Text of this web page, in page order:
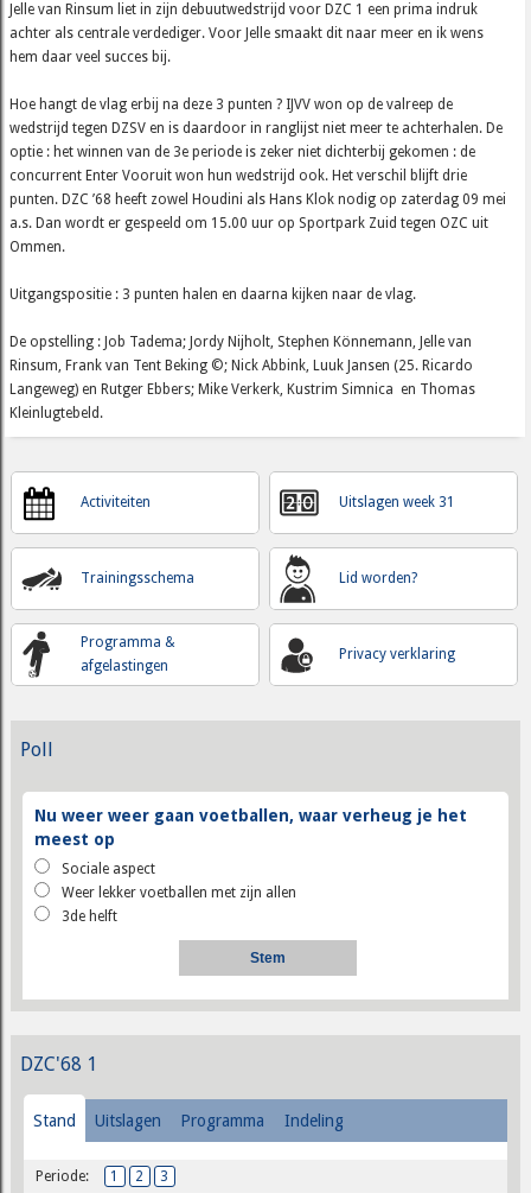
Jelle van Rinsum liet in zijn debuutwedstrijd voor DZC 1 een prima indruk
achter als centrale verdediger. Voor Jelle smaakt dit naar meer en ik wens
hem daar veel succes bij.
Hoe hangt de vlag erbij na deze 3 punten ? IJVV won op de valreep de
wedstrijd tegen DZSV en is daardoor in ranglijst niet meer te achterhalen. De
optie : het winnen van de 3e periode is zeker niet dichterbij gekomen : de
concurrent Enter Vooruit won hun wedstrijd ook. Het verschil blijft drie
punten. DZC ’68 heeft zowel Houdini als Hans Klok nodig op zaterdag 09 mei
a.s. Dan wordt er gespeeld om 15.00 uur op Sportpark Zuid tegen OZC uit
Ommen.
Uitgangspositie : 3 punten halen en daarna kijken naar de vlag.
De opstelling : Job Tadema; Jordy Nijholt, Stephen Könnemann, Jelle van
Rinsum, Frank van Tent Beking ©; Nick Abbink, Luuk Jansen (25. Ricardo
Langeweg) en Rutger Ebbers; Mike Verkerk, Kustrim Simnica en Thomas
Kleinlugtebeld.
Activiteiten
Trainingsschema
Programma &
afgelastingen
Uitslagen week 31
Lid worden?
Privacy verklaring
Poll
Nu weer weer gaan voetballen, waar verheug je het
meest op
Sociale aspect
Weer lekker voetballen met zijn allen
3de helft
DZC'68 1
Stand Uitslagen Programma Indeling
Periode: 1 2 3